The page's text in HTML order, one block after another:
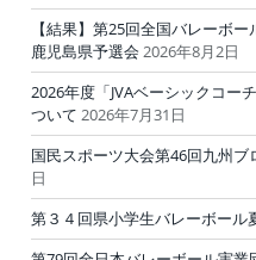
【結果】第25回全国バレーボ
鹿児島県予選会 2026年8月2日
2026年度「JVAベーシックコー
ついて 2026年7月31日
国民スポーツ大会第46回九州ブ
日
第３４回県小学生バレーボール